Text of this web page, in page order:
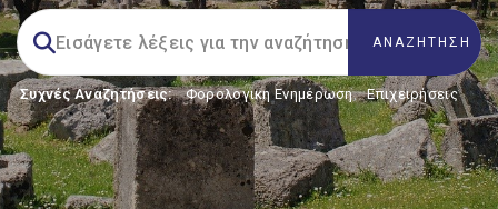
Συχνές Αναζητήσεις: Φορολογικη Ενημέρωση, Επιχειρήσεις